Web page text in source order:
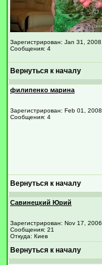
Зарегистрирован: Jan 31, 2008
Сообщения: 4
Вернуться к началу
филипенко марина
Зарегистрирован: Feb 01, 2008
Сообщения: 4
Вернуться к началу
Савинецкий Юрий
Зарегистрирован: Nov 17, 2006
Сообщения: 21
Откуда: Киев
Вернуться к началу